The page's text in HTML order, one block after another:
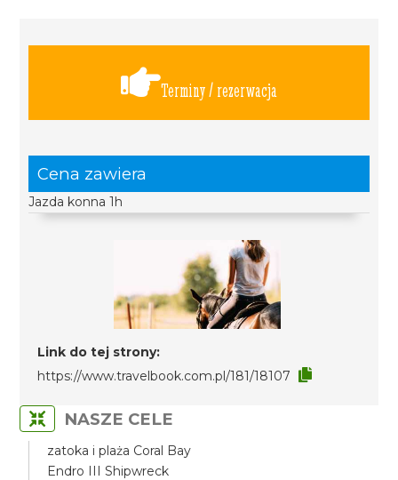
Terminy / rezerwacja
Cena zawiera
Jazda konna 1h
Link do tej strony:
https://www.travelbook.com.pl/181/18107
NASZE CELE
zatoka i plaża Coral Bay
Endro III Shipwreck